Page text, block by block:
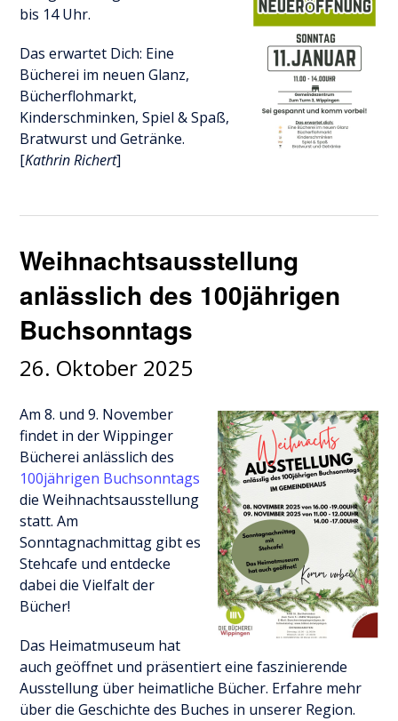
bis 14 Uhr.
Das erwartet Dich: Eine
Bücherei im neuen Glanz,
Bücherflohmarkt,
Kinderschminken, Spiel & Spaß,
Bratwurst und Getränke.
[Kathrin Richert]
Weihnachtsausstellung
anlässlich des 100jährigen
Buchsonntags
26. Oktober 2025
Am 8. und 9. November
findet in der Wippinger
Bücherei anlässlich des
100jährigen Buchsonntags
die Weihnachtsausstellung
statt. Am
Sonntagnachmittag gibt es
Stehcafe und entdecke
dabei die Vielfalt der
Bücher!
Das Heimatmuseum hat
auch geöffnet und präsentiert eine faszinierende
Ausstellung über heimatliche Bücher. Erfahre mehr
über die Geschichte des Buches in unserer Region.